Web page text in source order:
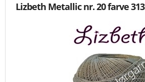
Lizbeth Metallic nr. 20 farve 313